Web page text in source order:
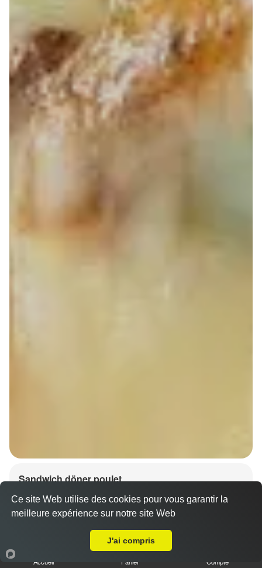
Sandwich döner poulet
Dès7.00 €
Accueil Panier Compte
Ce site Web utilise des cookies pour vous garantir la
meilleure expérience sur notre site Web
J'ai compris